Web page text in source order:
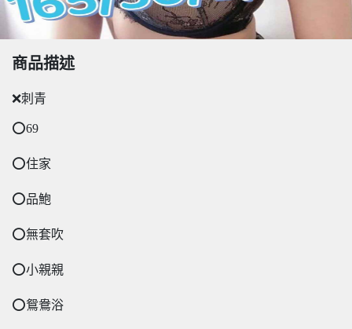
商品描述
❌刺青
⭕️69
⭕️住家
⭕️品鮑
⭕️無套吹
⭕️小親親
⭕️鴛鴦浴